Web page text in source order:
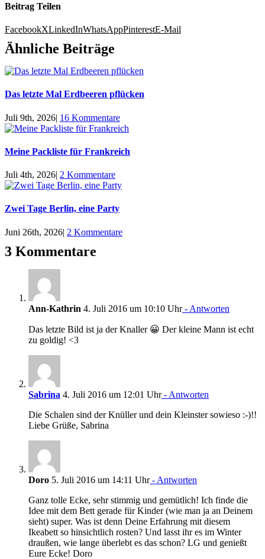
Beitrag Teilen
FacebookXLinkedInWhatsAppPinterestE-Mail
Ähnliche Beiträge
Das letzte Mal Erdbeeren pflücken
Juli 9th, 2026| 16 Kommentare
Meine Packliste für Frankreich
Juli 4th, 2026| 2 Kommentare
Zwei Tage Berlin, eine Party
Juni 26th, 2026| 2 Kommentare
3 Kommentare
Ann-Kathrin 4. Juli 2016 um 10:10 Uhr- Antworten
Das letzte Bild ist ja der Knaller 😀 Der kleine Mann ist echt
zu goldig! <3
Sabrina 4. Juli 2016 um 12:01 Uhr- Antworten
Die Schalen sind der Knüller und dein Kleinster sowieso :-)!!
Liebe Grüße, Sabrina
Doro 5. Juli 2016 um 14:11 Uhr- Antworten
Ganz tolle Ecke, sehr stimmig und gemütlich! Ich finde die
Idee mit dem Bett gerade für Kinder (wie man ja an Deinem
sieht) super. Was ist denn Deine Erfahrung mit diesem
Ikeabett so hinsichtlich rosten? Und lasst ihr es im Winter
draußen, wie lange überlebt es das schon? LG und genießt
Eure Ecke! Doro